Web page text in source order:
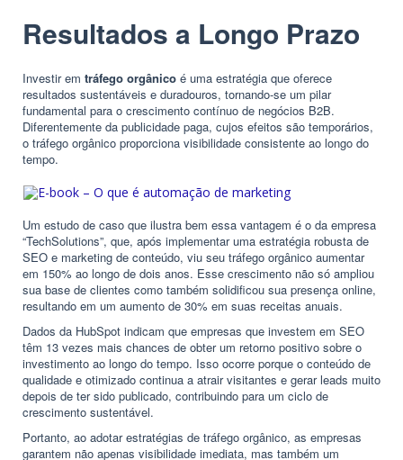
Resultados a Longo Prazo
Investir em tráfego orgânico é uma estratégia que oferece
resultados sustentáveis e duradouros, tornando-se um pilar
fundamental para o crescimento contínuo de negócios B2B.
Diferentemente da publicidade paga, cujos efeitos são temporários,
o tráfego orgânico proporciona visibilidade consistente ao longo do
tempo.
Um estudo de caso que ilustra bem essa vantagem é o da empresa
“TechSolutions”, que, após implementar uma estratégia robusta de
SEO e marketing de conteúdo, viu seu tráfego orgânico aumentar
em 150% ao longo de dois anos. Esse crescimento não só ampliou
sua base de clientes como também solidificou sua presença online,
resultando em um aumento de 30% em suas receitas anuais.
Dados da HubSpot indicam que empresas que investem em SEO
têm 13 vezes mais chances de obter um retorno positivo sobre o
investimento ao longo do tempo. Isso ocorre porque o conteúdo de
qualidade e otimizado continua a atrair visitantes e gerar leads muito
depois de ter sido publicado, contribuindo para um ciclo de
crescimento sustentável.
Portanto, ao adotar estratégias de tráfego orgânico, as empresas
garantem não apenas visibilidade imediata, mas também um